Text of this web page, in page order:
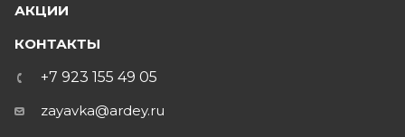
АКЦИИ
КОНТАКТЫ
+7 923 155 49 05
zayavka@ardey.ru